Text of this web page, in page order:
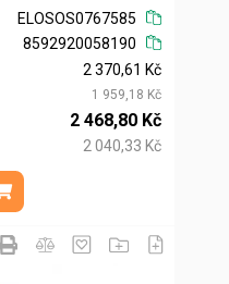
ELOSOS0767585
8592920058190
2 370,61 Kč
1 959,18 Kč
2 468,80 Kč
2 040,33 Kč
ks
Přidat do košíku